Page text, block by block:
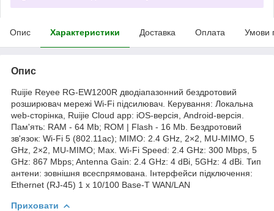
Опис Характеристики Доставка Оплата Умови
Опис
Ruijie Reyee RG-EW1200R дводіапазонний бездротовий
розширювач мережі Wi-Fi підсилювач. Керування: Локальна
web-сторінка, Ruijie Cloud app: iOS-версія, Android-версія.
Пам'ять: RAM - 64 Mb; ROM | Flash - 16 Mb. Бездротовий
зв'язок: Wi-Fi 5 (802.11ac); MIMO: 2.4 GHz, 2×2, MU-MIMO, 5
GHz, 2×2, MU-MIMO; Max. Wi-Fi Speed: 2.4 GHz: 300 Mbps, 5
GHz: 867 Mbps; Antenna Gain: 2.4 GHz: 4 dBi, 5GHz: 4 dBi. Тип
антени: зовнішня всеспрямована. Інтерфейси підключення:
Ethernet (RJ-45) 1 x 10/100 Base-T WAN/LAN
Приховати